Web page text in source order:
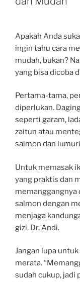
Apakah Anda
ingin tahu cara
mudah, bukan?
yang bisa dicoba
Pertama-tama,
diperlukan.
seperti garam,
zaitun atau
salmon dan
Untuk memasak
yang praktis dan
memanggangnya
salmon dengan
menjaga
gizi, Dr. Andi.
Jangan lupa
merata.
sudah cukup, jadi